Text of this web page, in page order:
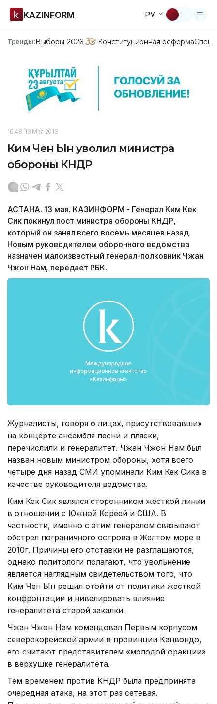
KAZINFORM РУ
Тренды:Выборы-2026 Конституционная реформа
10:48, 13 Мая 2013
Ким Чен Ын уволил министра
обороны КНДР
АСТАНА. 13 мая. КАЗИНФОРМ - Генерал Ким Кек
Сик покинул пост министра обороны КНДР,
который он занял всего восемь месяцев назад.
Новым руководителем оборонного ведомства
назначен малоизвестный генерал-полковник Чжан
Чжон Нам, передает РБК.
Журналисты, говоря о лицах, присутствовавших
на концерте ансамбля песни и пляски,
перечислили и генералитет. Чжан Чжон Нам был
назван новым министром обороны, хотя всего
четыре дня назад СМИ упоминали Ким Кек Сика в
качестве руководителя ведомства.
Ким Кек Сик являлся сторонником жесткой линии
в отношении с Южной Кореей и США. В
частности, именно с этим генералом связывают
обстрел пограничного острова в Желтом море в
2010г. Причины его отставки не разглашаются,
однако политологи полагают, что увольнение
является наглядным свидетельством того, что
Ким Чен Ын решил отойти от политики жесткой
конфронтации и нивелировать влияние
генералитета старой закалки.
Чжан Чжон Нам командовал Первым корпусом
северокорейской армии в провинции Канвондо,
его считают представителем «молодой фракции»
в верхушке генералитета.
Тем временем против КНДР была предпринята
очередная атака, на этот раз сетевая.